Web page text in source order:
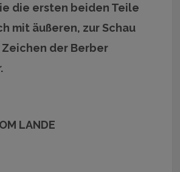
die ersten beiden Teile
mit äußeren, zur Schau
der Berber
LANDE